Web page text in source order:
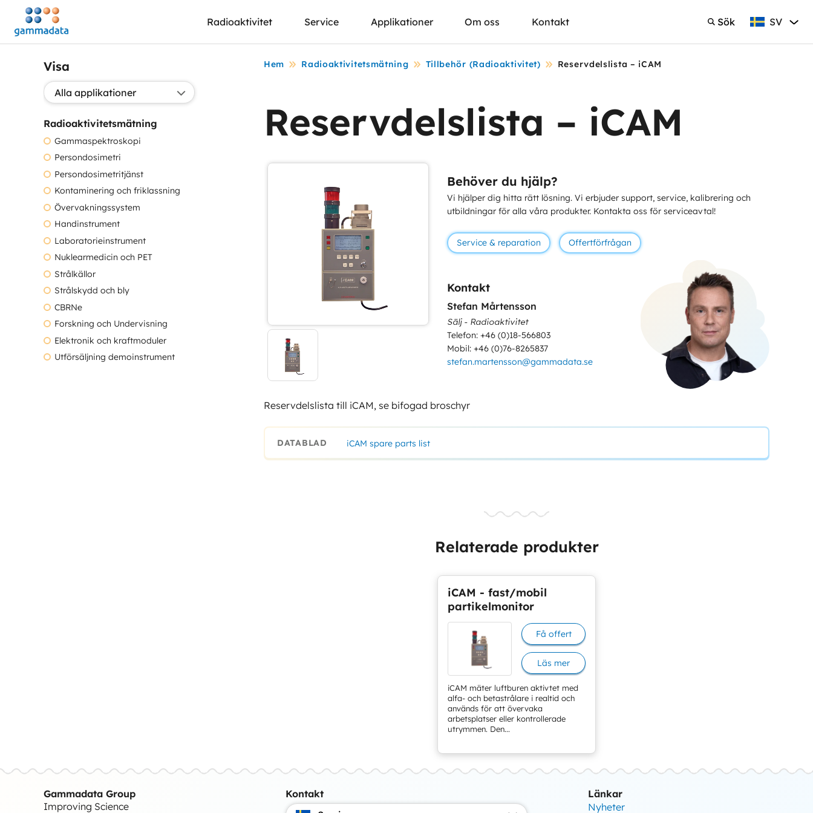
Hoppa
huvudinnehållt
Radioaktivitet Service Applikationer Om oss Kontakt Sök
Sök Svenska
SV
Visa
Välj applikation:
Radioaktivitetsmätning
Gammaspektroskopi
Persondosimetri
Persondosimetritjänst
Kontaminering och friklassning
Övervakningssystem
Handinstrument
Laboratorieinstrument
Nuklearmedicin och PET
Strålkällor
Strålskydd och bly
CBRNe
Forskning och Undervisning
Elektronik och kraftmoduler
Utförsäljning demoinstrument
Hem Radioaktivitetsmätning Tillbehör (Radioaktivitet) Reservdelslista – iCAM
Reservdelslista – iCAM
Behöver du hjälp?
Vi hjälper dig hitta rätt lösning. Vi erbjuder support, service, kalibrering och
utbildningar för alla våra produkter. Kontakta oss för serviceavtal!
Service & reparation Offertförfrågan
Reservdelslista till iCAM, se bifogad broschyr
DATABLAD iCAM spare parts list
Kontakt
Stefan Mårtensson
Sälj - Radioaktivitet
Telefon: +46 (0)18-566803
Mobil: +46 (0)76-8265837
stefan.martensson@gammadata.se
Relaterade produkter
iCAM - fast/mobil
partikelmonitor
iCAM mäter luftburen aktivtet med
alfa- och betastrålare i realtid och
används för att övervaka
arbetsplatser eller kontrollerade
utrymmen. Den...
Få offert
Läs mer
Gammadata Group
Improving Science
Kontakt
Länkar
Nyheter